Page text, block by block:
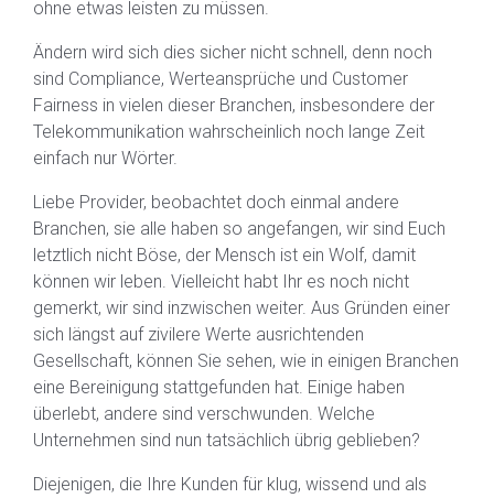
ohne etwas leisten zu müssen.
Ändern wird sich dies sicher nicht schnell, denn noch
sind Compliance, Werteansprüche und Customer
Fairness in vielen dieser Branchen, insbesondere der
Telekommunikation wahrscheinlich noch lange Zeit
einfach nur Wörter.
Liebe Provider, beobachtet doch einmal andere
Branchen, sie alle haben so angefangen, wir sind Euch
letztlich nicht Böse, der Mensch ist ein Wolf, damit
können wir leben. Vielleicht habt Ihr es noch nicht
gemerkt, wir sind inzwischen weiter. Aus Gründen einer
sich längst auf zivilere Werte ausrichtenden
Gesellschaft, können Sie sehen, wie in einigen Branchen
eine Bereinigung stattgefunden hat. Einige haben
überlebt, andere sind verschwunden. Welche
Unternehmen sind nun tatsächlich übrig geblieben?
Diejenigen, die Ihre Kunden für klug, wissend und als